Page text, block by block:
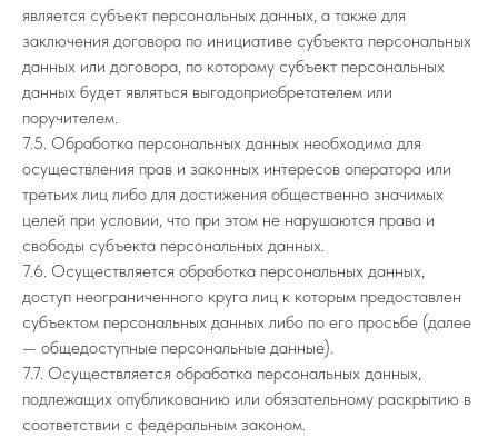
является субъект персональных данных, а также для
заключения договора по инициативе субъекта персональных
данных или договора, по которому субъект персональных
данных будет являться выгодоприобретателем или
поручителем.
7.5. Обработка персональных данных необходима для
осуществления прав и законных интересов оператора или
третьих лиц либо для достижения общественно значимых
целей при условии, что при этом не нарушаются права и
свободы субъекта персональных данных.
7.6. Осуществляется обработка персональных данных,
доступ неограниченного круга лиц к которым предоставлен
субъектом персональных данных либо по его просьбе (далее
— общедоступные персональные данные).
7.7. Осуществляется обработка персональных данных,
подлежащих опубликованию или обязательному раскрытию в
соответствии с федеральным законом.